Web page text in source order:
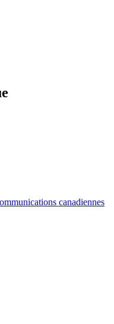
canadiennes